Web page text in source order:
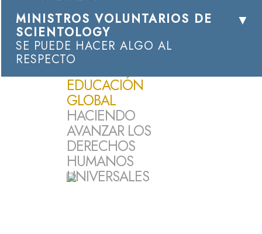
MINISTROS VOLUNTARIOS DE
SCIENTOLOGY
SE PUEDE HACER ALGO AL
RESPECTO
EDUCACIÓN
GLOBAL
HACIENDO
AVANZAR LOS
DERECHOS
HUMANOS
UNIVERSALES